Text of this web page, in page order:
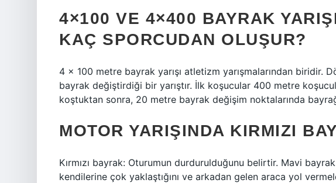
4×100 VE 4×400 BAYRAK
KAÇ SPORCUDAN OLUŞUR?
4 × 100 metre bayrak yarışı atletizm yarışmalarından biridir.
bayrak değiştirdiği bir yarıştır. İlk koşucular 400 metre
koştuktan sonra, 20 metre bayrak değişim noktalarında
MOTOR YARIŞINDA KIRMIZI
Kırmızı bayrak: Oturumun durdurulduğunu belirtir. Mavi
kendilerine çok yaklaştığını ve arkadan gelen araca yol